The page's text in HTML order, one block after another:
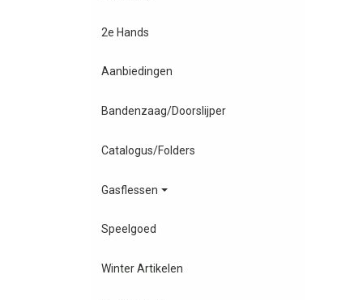
2e Hands
Aanbiedingen
Bandenzaag/Doorslijper
Catalogus/Folders
Gasflessen
Speelgoed
Winter Artikelen